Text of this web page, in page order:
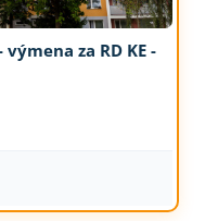
za RD KE -